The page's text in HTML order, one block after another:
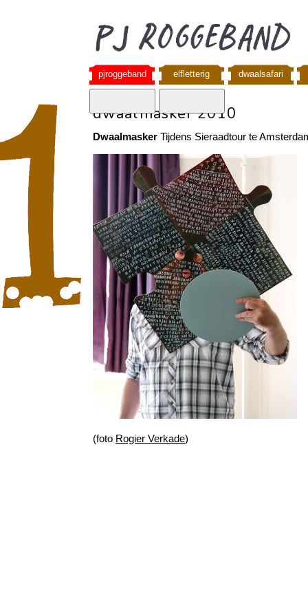
pjroggeband elfletterig dwaalsafari
dwaalmasker 2010
Dwaalmasker Tijdens Sieraadtour te
(foto Rogier Verkade)